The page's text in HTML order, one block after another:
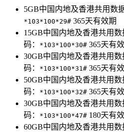
5GB中国内地及香港共用数
*103*100*29# 365天有效期
15GB中国内地及香港共用
码：
*103*100*30# 365天有
30GB中国内地及香港共用
码：
*103*100*31# 365天有
50GB中国内地及香港共用
码：
*103*100*32# 365天有
30GB中国内地及香港共用
码：
*103*100*47# 180天有
60GB中国内地及香港共用